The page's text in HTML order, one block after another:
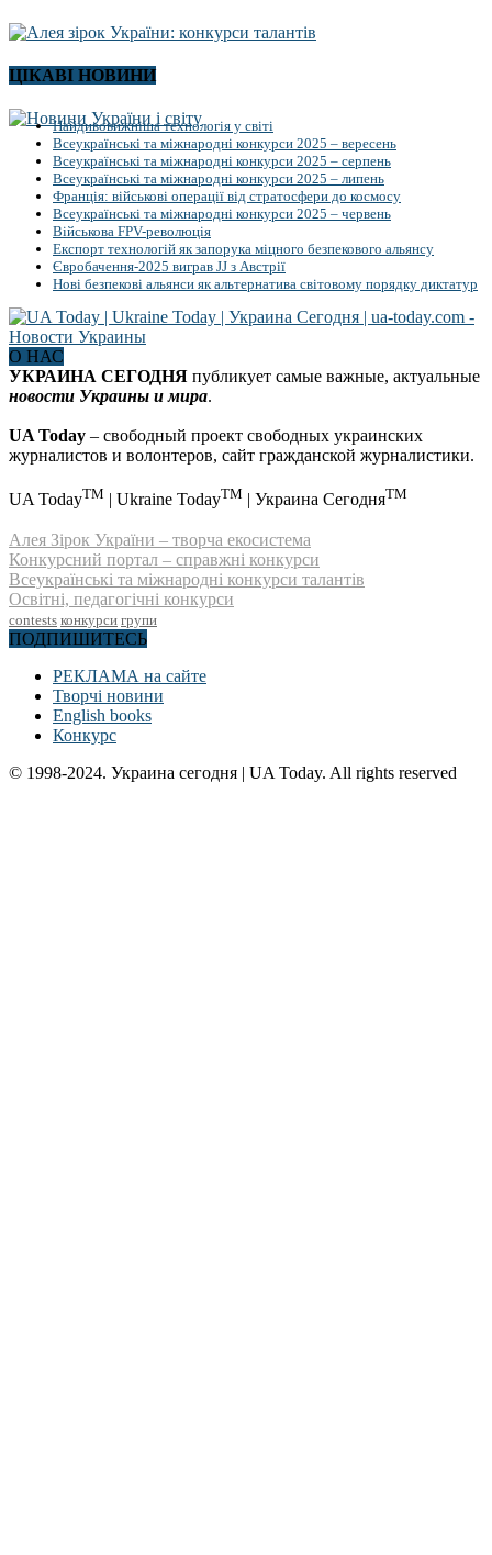
ЦІКАВІ НОВИНИ
Найдивовижніша технологія у світі
Всеукраїнські та міжнародні конкурси 2025 – вересень
Всеукраїнські та міжнародні конкурси 2025 – серпень
Всеукраїнські та міжнародні конкурси 2025 – липень
Франція: військові операції від стратосфери до космосу
Всеукраїнські та міжнародні конкурси 2025 – червень
Військова FPV-революція
Експорт технологій як запорука міцного безпекового альянсу
Євробачення-2025 виграв JJ з Австрії
Нові безпекові альянси як альтернатива світовому порядку диктатур
О НАС
УКРАИНА СЕГОДНЯ публикует самые важные, актуальные
новости Украины и мира.
UA Today – свободный проект свободных украинских
журналистов и волонтеров, сайт гражданской журналистики.
UA TodayTM | Ukraine TodayTM | Украина СегодняTM
Алея Зірок України – творча екосистема
Конкурсний портал – справжні конкурси
Всеукраїнські та міжнародні конкурси талантів
Освітні, педагогічні конкурси
contests конкурси групи
ПОДПИШИТЕСЬ
РЕКЛАМА на сайте
Творчі новини
English books
Конкурс
© 1998-2024. Украина сегодня | UA Today. All rights reserved